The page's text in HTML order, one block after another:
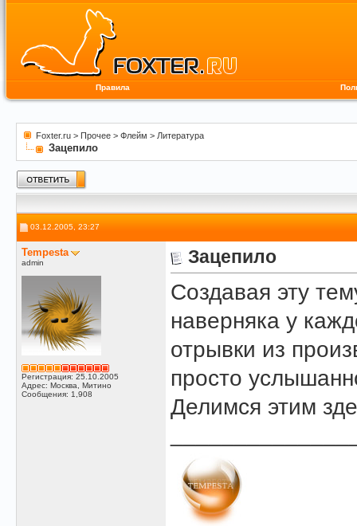
Правила
Foxter.ru > Прочее > Флейм > Литература
Зацепило
03.12.2005, 23:27
Tempesta
admin
Регистрация: 25.10.2005
Адрес: Москва, Митино
Сообщения: 1,908
Зацепило
Создавая эту
наверняка у
отрывки из
просто
Делимся этим